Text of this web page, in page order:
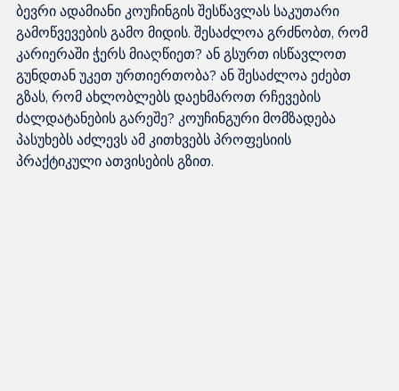
ბევრი ადამიანი კოუჩინგის შესწავლას საკუთარი
გამოწვევების გამო მიდის. შესაძლოა გრძნობთ, რომ
კარიერაში ჭერს მიაღწიეთ? ან გსურთ ისწავლოთ
გუნდთან უკეთ ურთიერთობა? ან შესაძლოა ეძებთ
გზას, რომ ახლობლებს დაეხმაროთ რჩევების
ძალდატანების გარეშე? კოუჩინგური მომზადება
პასუხებს აძლევს ამ კითხვებს პროფესიის